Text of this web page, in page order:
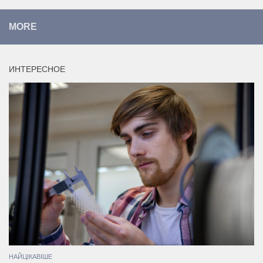
MORE
ИНТЕРЕСНОЕ
НАЙЦІКАВІШЕ